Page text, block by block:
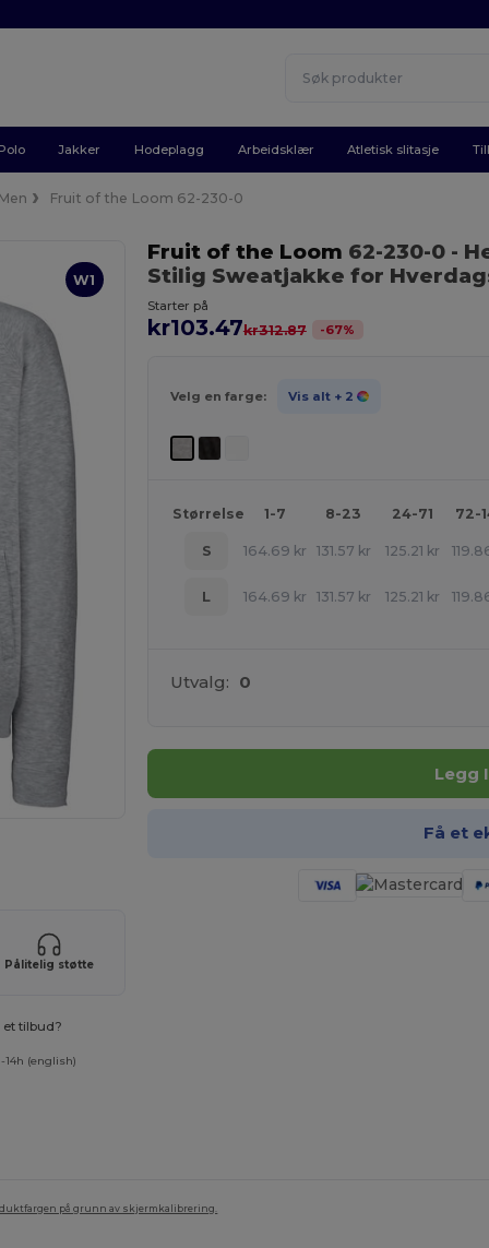
Jakker Hodeplagg Arbeidsklær Atletisk slitasje
Fruit of the Loom 62-230-0
W1
Pålitelig støtte
tilbud?
14h (english)
Fruit of the Loom 62-230-0 -
Stilig Sweatjakke for
Starter på
kr103.47kr312.87 -67%
Velg en farge: Vis alt + 2
Størrelse 1-7 8-23 24-71 72-
S 164.69 kr 131.57 kr 125.21 kr
L 164.69 kr 131.57 kr 125.21 kr
Utvalg: 0
Legg
Få et
på grunn av skjermkalibrering.